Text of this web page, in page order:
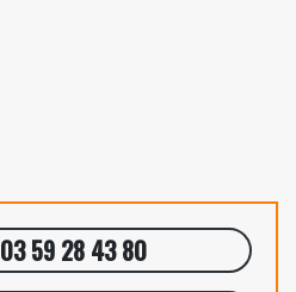
03 59 28 43 80